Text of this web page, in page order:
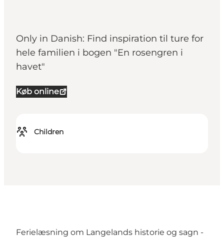
Only in Danish: Find inspiration til ture for
hele familien i bogen "En rosengren i
havet"
Køb online
Children
Ferielæsning om Langelands historie og sagn -